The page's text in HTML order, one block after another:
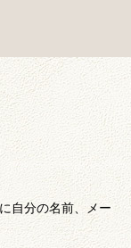
自分の名前、メー